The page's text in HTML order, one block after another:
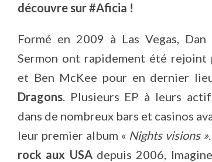
découvre sur #Aficia !
Formé en 2009 à Las Vegas, Dan
Sermon ont rapidement été rejoint
et Ben McKee pour en dernier
Dragons. Plusieurs EP à leurs
dans de nombreux bars et casinos
leur premier album « Nights visions »
rock aux USAdepuis 2006,